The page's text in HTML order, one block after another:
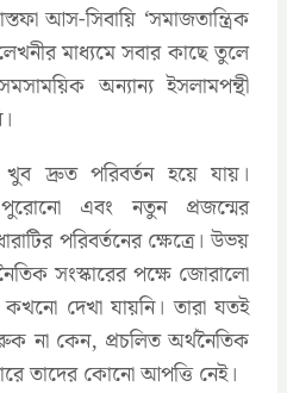
আস-সিবায়ি ‘সমাজতান্ত্রিক
মাধ্যমে সবার কাছে তুলে
অন্যান্য ইসলামপন্থী
দ্রুত পরিবর্তন হয়ে যায়।
পুরোনো এবং নতুন প্রজন্মের
পরিবর্তনের ক্ষেত্রে। উভয়
সংস্কারের পক্ষে জোরালো
দেখা যায়নি। তারা যতই
না কেন, প্রচলিত অর্থনৈতিক
তাদের কোনো আপত্তি নেই।